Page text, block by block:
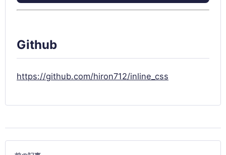
Github
https://github.com/hiron712/inline_css